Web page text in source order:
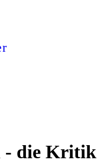
- die Kritik